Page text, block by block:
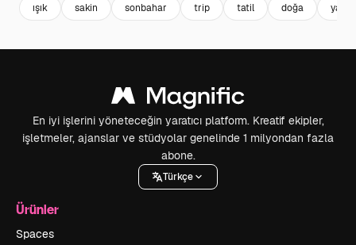
ışık sakin sonbahar trip tatil doğa yakın
En iyi işlerini yöneteceğin yaratıcı platform. Kreatif ekipler,
işletmeler, ajanslar ve stüdyolar genelinde 1 milyondan fazla
abone.
Türkçe
Ürünler
Spaces